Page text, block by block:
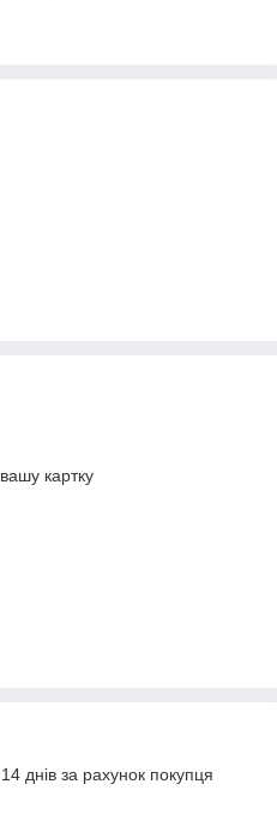
картку
днів за рахунок покупця